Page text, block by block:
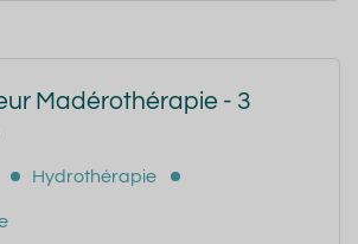
Madérothérapie - 3
Hydrothérapie